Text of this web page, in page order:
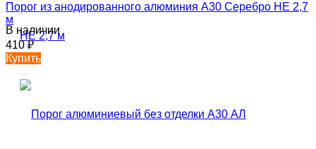
Порог из анодированного алюминия А30 Серебро НЕ 2,7
м
В наличии
410₽
Купить